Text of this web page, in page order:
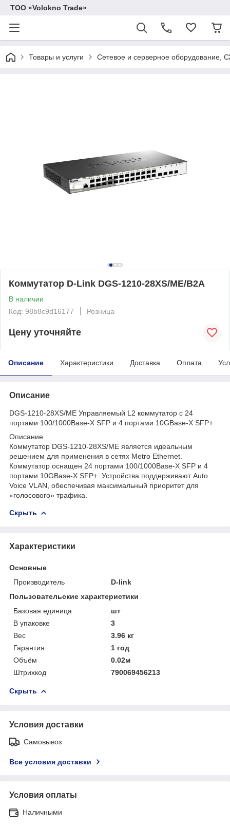
ТОО «Volokno Trade»
Товары и услуги Сетевое и серверное оборудование,
Коммутатор D-Link DGS-1210-28XS/ME/B2A
В наличии
Код: 98b8c9d16177
Розница
Цену уточняйте
Описание Характеристики Доставка Оплата
Описание
DGS-1210-28XS/ME Управляемый L2 коммутатор с 24
портами 100/1000Base-X SFP и 4 портами 10GBase-X SFP+
Описание
Коммутатор DGS-1210-28XS/ME является идеальным
решением для применения в сетях Metro Ethernet.
Коммутатор оснащен 24 портами 100/1000Base-X SFP и 4
портами 10GBase-X SFP+. Устройства поддерживают Auto
Voice VLAN, обеспечивая максимальный приоритет для
«голосового» трафика.
Скрыть
Характеристики
Основные
Производитель
D-link
Пользовательские характеристики
Базовая единица
шт
В упаковке
3
Вес
3.96 кг
Гарантия
1 год
Объём
0.02м
Штрихкод
790069456213
Скрыть
Условия доставки
Самовывоз
Все условия доставки
Условия оплаты
Наличными